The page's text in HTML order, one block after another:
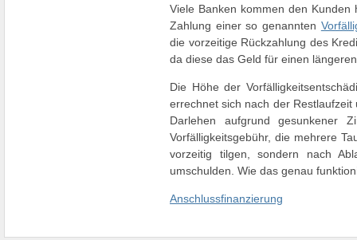
Viele Banken kommen den
Zahlung einer so genannten
die vorzeitige Rückzahlung des
da diese das Geld für einen
Die Höhe der
errechnet sich nach der
Darlehen aufgrund gesunkener
Vorfälligkeitsgebühr, die mehrere
vorzeitig tilgen, sondern nach
umschulden. Wie das genau
Anschlussfinanzierung